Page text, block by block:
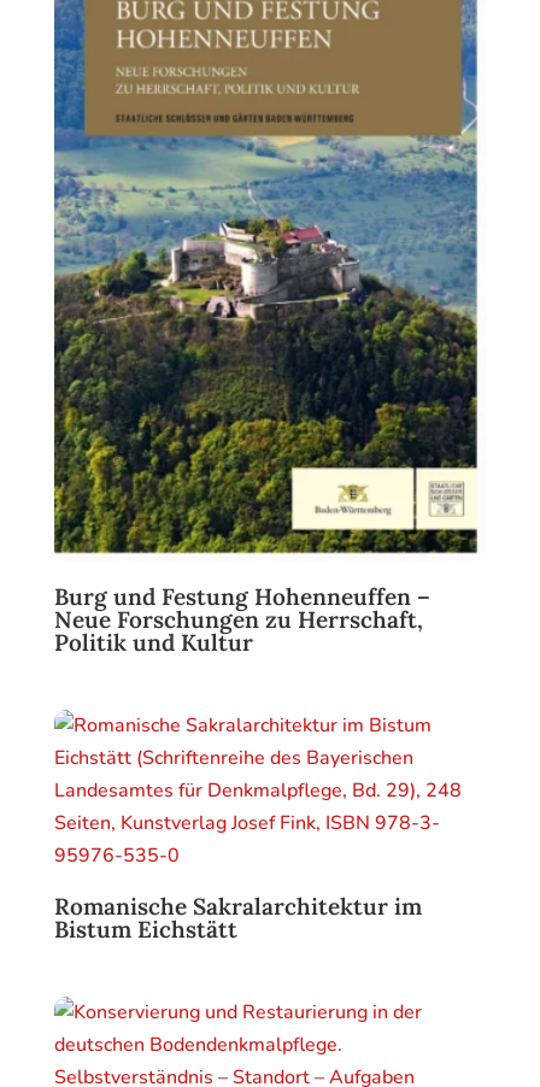
Burg und Festung Hohenneuffen –
Neue Forschungen zu Herrschaft,
Politik und Kultur
Romanische Sakralarchitektur im
Bistum Eichstätt